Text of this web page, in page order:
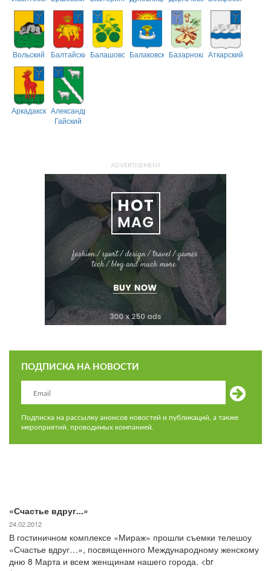
Вольский БалтайскийБалашовскийБалаковскийБазарнокарабулакский
Аткарский
АркадакскийАлександрово-
Гайский
ADVERTISEMENT
ПОДПИСКА НА НОВОСТИ
Подписка на рассылку анонсов новостей и публикаций, а также
мероприятий, проводимых компанией.
«Счастье вдруг...»
24.02.2012
В гостиничном комплексе «Мираж» прошли съемки телешоу
«Счастье вдруг…», посвященного Международному женскому
дню 8 Марта и всем женщинам нашего города. <br